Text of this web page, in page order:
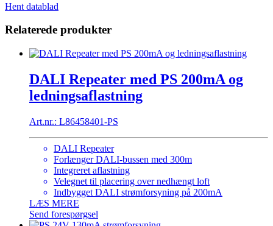
Hent datablad
Relaterede produkter
DALI Repeater med PS 200mA og
ledningsaflastning
Art.nr.: L86458401-PS
DALI Repeater
Forlænger DALI-bussen med 300m
Integreret aflastning
Velegnet til placering over nedhængt loft
Indbygget DALI strømforsyning på 200mA
LÆS MERE
Send forespørgsel